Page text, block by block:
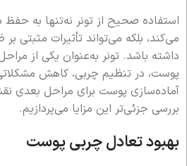
استفاده صحیح از تونر نه‌تنها به
می‌کند، بلکه می‌تواند تأثیرات مثبتی
داشته باشد. تونر به‌عنوان یکی از
پوست، در تنظیم چربی، کاهش
آماده‌سازی پوست برای مراحل بعدی
بررسی جزئی‌تر این مزایا می‌پردازیم.
بهبود تعادل چربی پوست